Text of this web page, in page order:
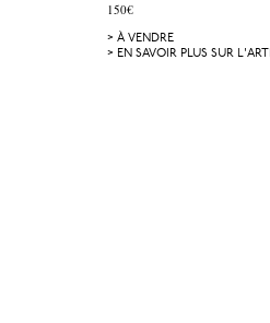
150€
> À VENDRE
> EN SAVOIR PLUS SUR